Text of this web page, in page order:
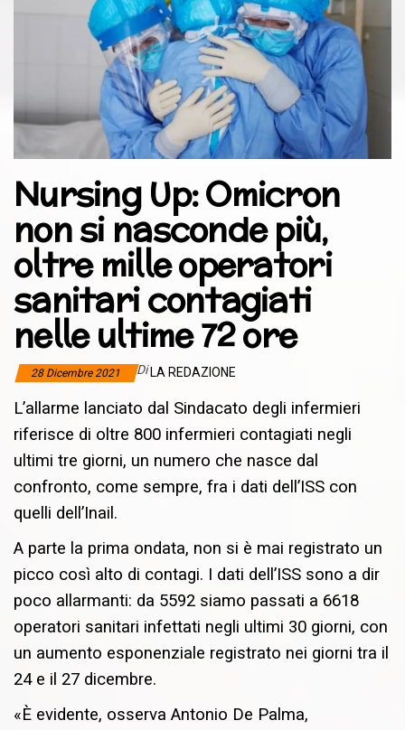
Nursing Up: Omicron
non si nasconde più,
oltre mille operatori
sanitari contagiati
nelle ultime 72 ore
28 Dicembre 2021 Di LA REDAZIONE
L’allarme lanciato dal Sindacato degli infermieri
riferisce di oltre 800 infermieri contagiati negli
ultimi tre giorni, un numero che nasce dal
confronto, come sempre, fra i dati dell’ISS con
quelli dell’Inail.
A parte la prima ondata, non si è mai registrato un
picco così alto di contagi. I dati dell’ISS sono a dir
poco allarmanti: da 5592 siamo passati a 6618
operatori sanitari infettati negli ultimi 30 giorni, con
un aumento esponenziale registrato nei giorni tra il
24 e il 27 dicembre.
«È evidente, osserva Antonio De Palma,